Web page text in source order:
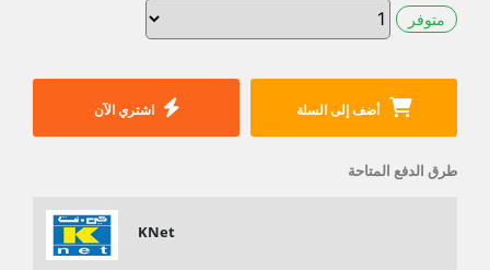
متوفر
أضف إلى السلة اشتري الآن
طرق الدفع المتاحة
KNet